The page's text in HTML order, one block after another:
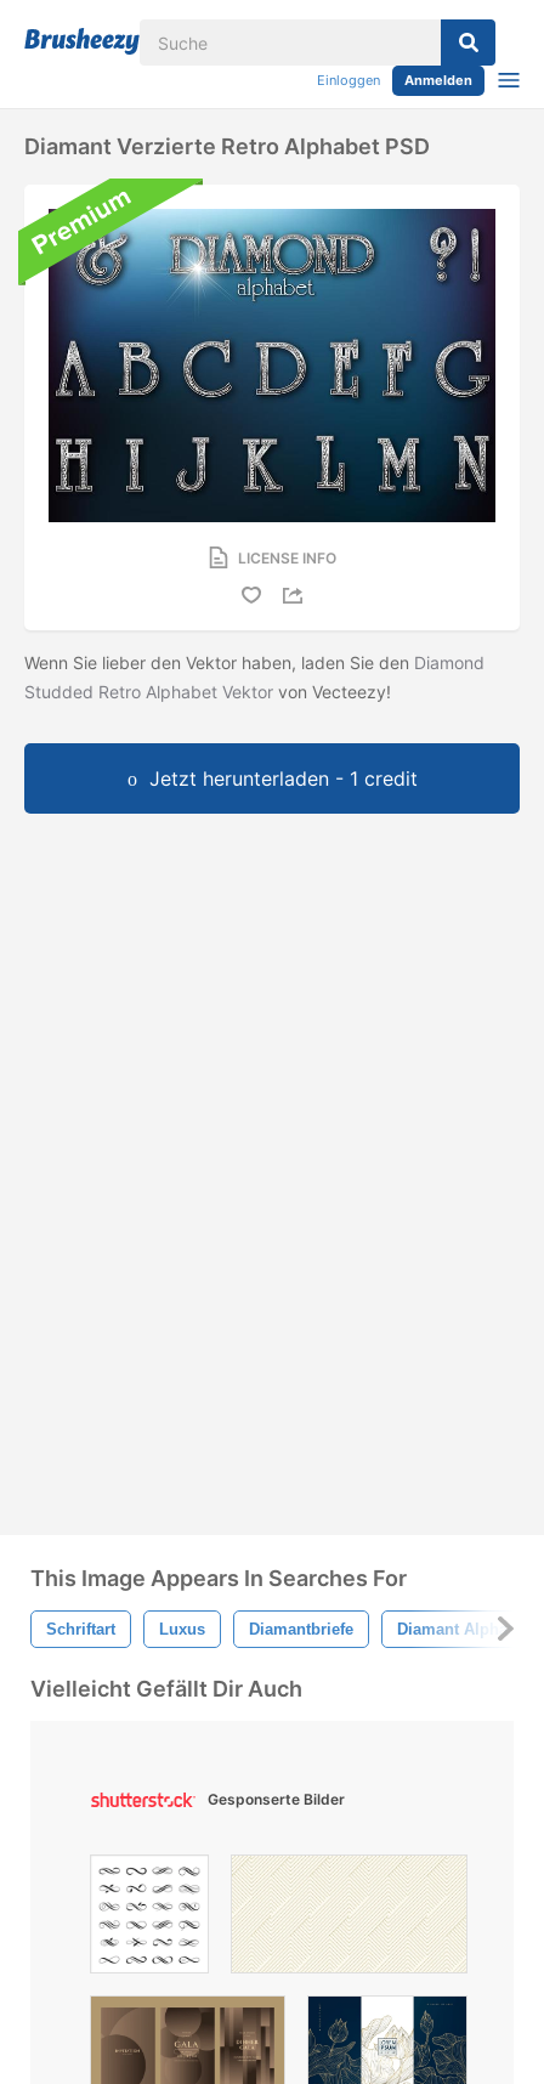
Einloggen Anmelden
Diamant Verzierte Retro Alphabet PSD
LICENSE INFO
Wenn Sie lieber den Vektor haben, laden Sie den Diamond
Studded Retro Alphabet Vektor von Vecteezy!
Jetzt herunterladen - 1 credit
This Image Appears In Searches For
Schriftart Luxus Diamantbriefe Diamant Alphabet
Vielleicht Gefällt Dir Auch
Gesponserte Bilder